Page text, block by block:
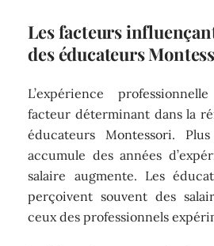
Les facteurs
des éducateurs
L’expérience
facteur déterminant dans la
éducateurs Montessori.
accumule des années
salaire augmente. Les
perçoivent souvent des
ceux des professionnels